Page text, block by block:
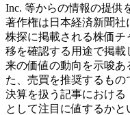
Inc. 等からの情報の提供
著作権は日本経済新聞社
株探に掲載される株価
移を確認する用途で掲
来の価値の動向を示唆あ
た、売買を推奨するもの
決算を扱う記事における
として注目に値するか